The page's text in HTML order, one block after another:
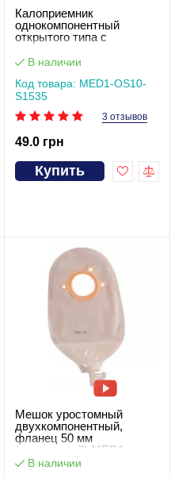
Калоприемник
однокомпонентный
открытого типа с
педиатрическим зажимом,
телесный MED1-OS10-
S1535
В наличии
Код товара: MED1-OS10-
S1535
3 отзывов
49.0 грн
Купить
Мешок уростомный
двухкомпонентный,
фланец 50 мм
(прозрачный) MED1-
OS07-T50
В наличии